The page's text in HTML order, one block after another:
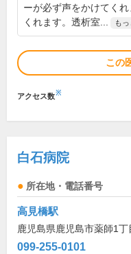
ーが必ず声をかけてく
くれます。透析室...
も
この
アクセス数※
白石病院
所在地・電話番号
高見橋駅
鹿児島県鹿児島市薬師1
099-255-0101